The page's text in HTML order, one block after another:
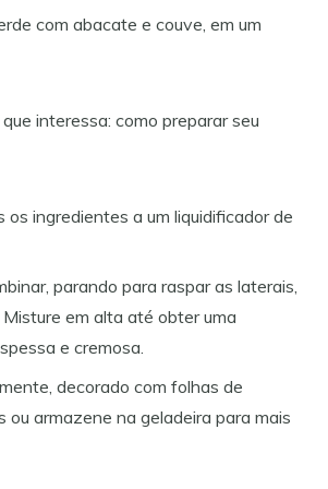
interessa: como preparar seu
os ingredientes a um liquidificador de
parando para raspar as laterais,
em alta até obter uma
e cremosa.
decorado com folhas de
ou armazene na geladeira para mais